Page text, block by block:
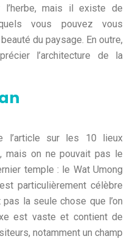
mais il existe de
vous pouvez vous
du paysage. En outre,
l’architecture de la
sur les 10 lieux
mais on ne pouvait pas le
temple : le Wat Umong
particulièrement célèbre
la seule chose que l’on
est vaste et contient de
notamment un champ